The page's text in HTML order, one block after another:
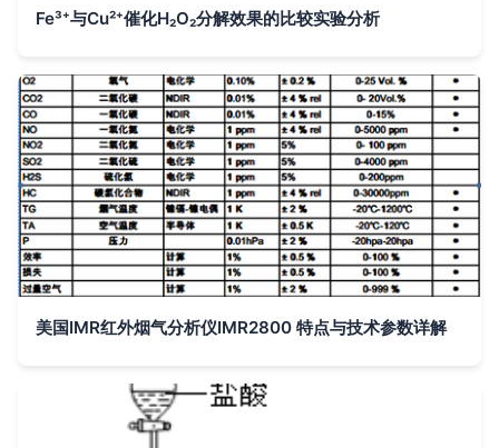
Fe³⁺与Cu²⁺催化H₂O₂分解效果的比较实验分析
美国IMR红外烟气分析仪IMR2800 特点与技术参数详解